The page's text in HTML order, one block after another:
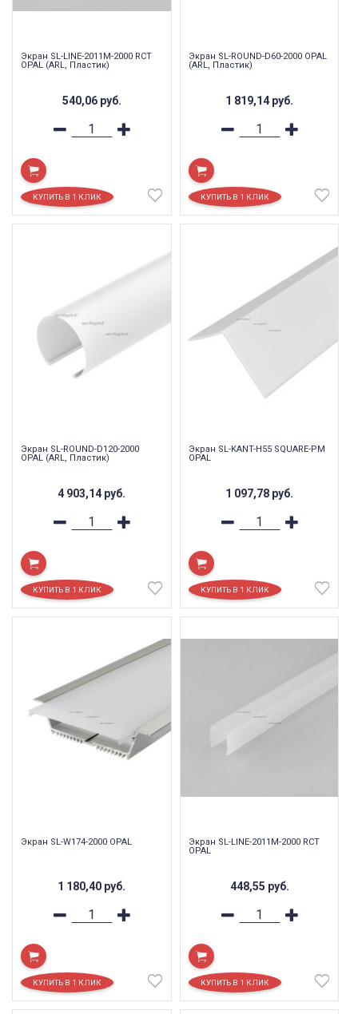
Экран SL-LINE-2011M-2000 RCT
OPAL (ARL, Пластик)
540,06 руб.
Экран SL-ROUND-D60-2000 OPAL
(ARL, Пластик)
1 819,14 руб.
Экран SL-ROUND-D120-2000
OPAL (ARL, Пластик)
4 903,14 руб.
Экран SL-KANT-H55 SQUARE-PM
OPAL
1 097,78 руб.
Экран SL-W174-2000 OPAL
1 180,40 руб.
Экран SL-LINE-2011M-2000 RCT
OPAL
448,55 руб.